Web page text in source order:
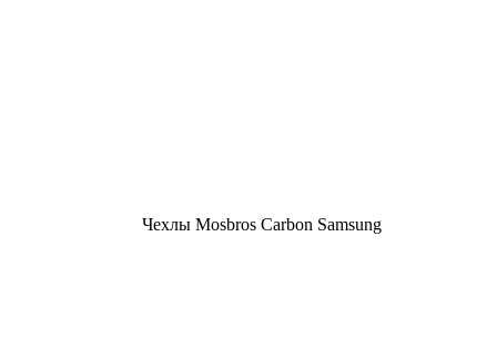
Чехлы Mosbros Carbon Samsung